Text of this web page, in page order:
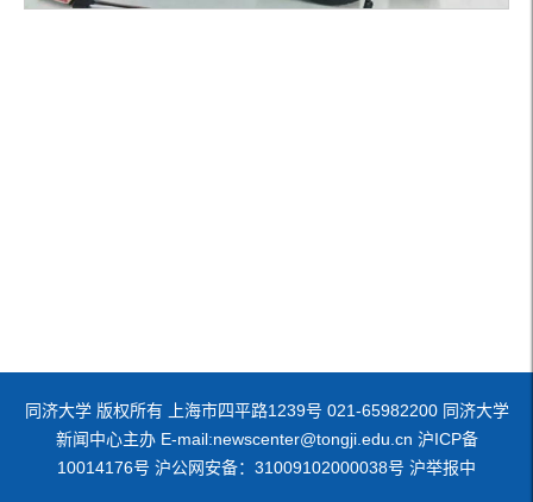
同济大学 版权所有 上海市四平路1239号 021-65982200 同济大学
新闻中心主办 E-mail:newscenter@tongji.edu.cn 沪ICP备
10014176号 沪公网安备：31009102000038号 沪举报中